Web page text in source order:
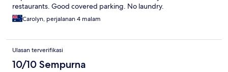
restaurants. Good covered parking. No laundry.
Carolyn, perjalanan 4 malam
Ulasan terverifikasi
10/10 Sempurna